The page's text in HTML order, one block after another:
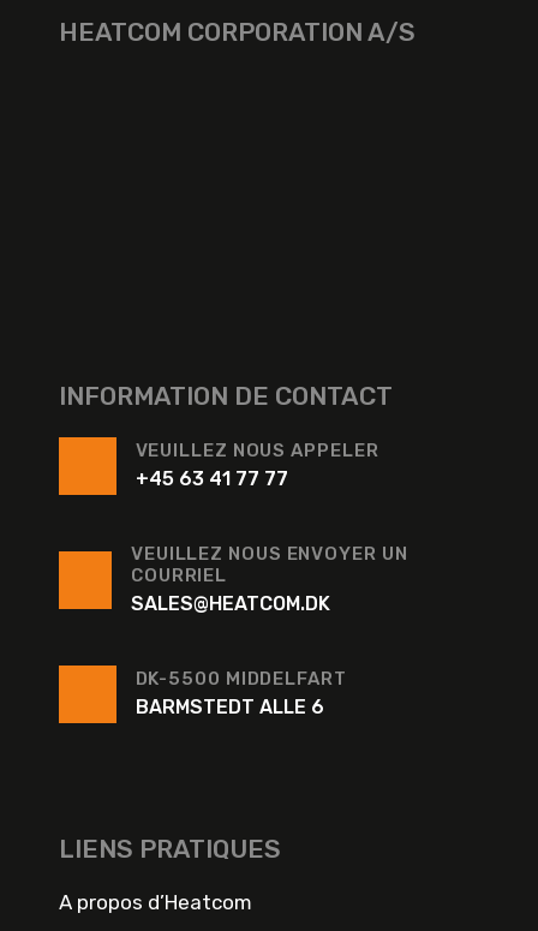
HEATCOM CORPORATION A/S
INFORMATION DE CONTACT
VEUILLEZ NOUS APPELER
+45 63 41 77 77
VEUILLEZ NOUS ENVOYER UN
COURRIEL
SALES@HEATCOM.DK
DK-5500 MIDDELFART
BARMSTEDT ALLE 6
LIENS PRATIQUES
A propos d’Heatcom